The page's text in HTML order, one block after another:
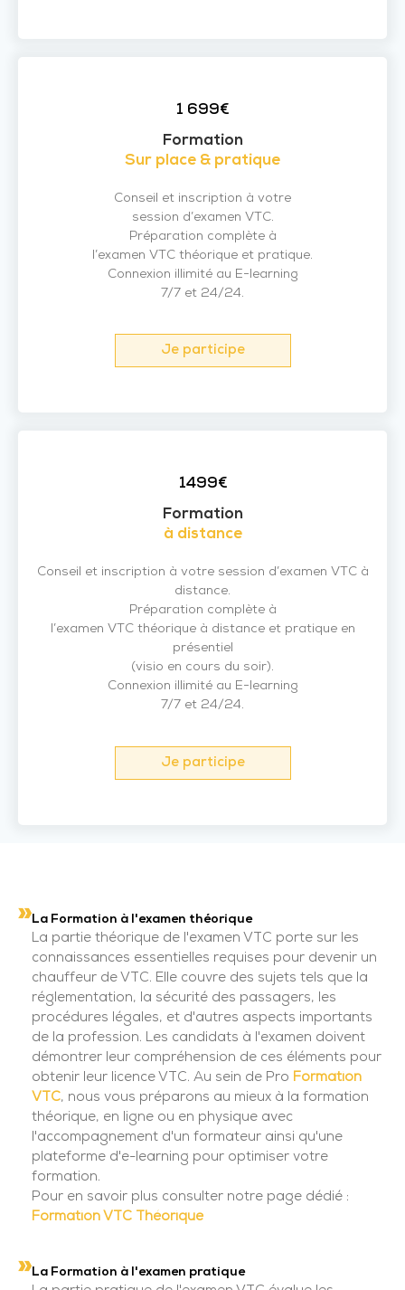
1 699€
Formation
Sur place & pratique
Conseil et inscription à votre
session d’examen VTC.
Préparation complète à
l’examen VTC théorique et pratique.
Connexion illimité au E-learning
7/7 et 24/24.
Je participe
1499€
Formation
à distance
Conseil et inscription à votre session d’examen VTC à
distance.
Préparation complète à
l’examen VTC théorique à distance et pratique en
présentiel
(visio en cours du soir).
Connexion illimité au E-learning
7/7 et 24/24.
Je participe
La Formation à l'examen théorique
La partie théorique de l'examen VTC porte sur les
connaissances essentielles requises pour devenir un
chauffeur de VTC. Elle couvre des sujets tels que la
réglementation, la sécurité des passagers, les
procédures légales, et d'autres aspects importants
de la profession. Les candidats à l'examen doivent
démontrer leur compréhension de ces éléments pour
obtenir leur licence VTC. Au sein de Pro Formation
VTC, nous vous préparons au mieux à la formation
théorique, en ligne ou en physique avec
l'accompagnement d'un formateur ainsi qu'une
plateforme d'e-learning pour optimiser votre
formation.
Pour en savoir plus consulter notre page dédié :
Formation VTC Théorique
La Formation à l'examen pratique